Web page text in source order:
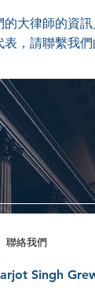
大律師的資
，請聯繫我
聯絡我們
Singh